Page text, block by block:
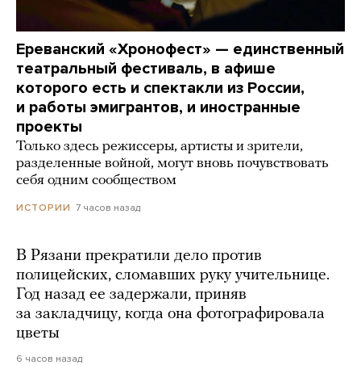
Ереванский «Хронофест» — единственный
театральный фестиваль, в афише
которого есть и спектакли из России,
и работы эмигрантов, и иностранные
проекты
Только здесь режиссеры, артисты и зрители,
разделенные войной, могут вновь почувствовать
себя одним сообществом
ИСТОРИИ 7 часов назад
В Рязани прекратили дело против
полицейских, сломавших руку учительнице.
Год назад ее задержали, приняв
за закладчицу, когда она фотографировала
цветы
6 часов назад